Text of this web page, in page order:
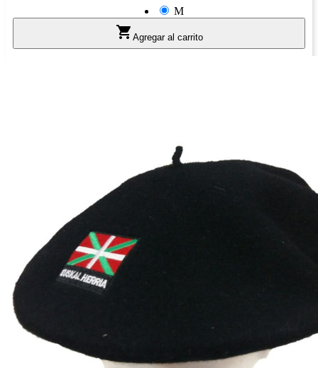
M
 Agregar al carrito